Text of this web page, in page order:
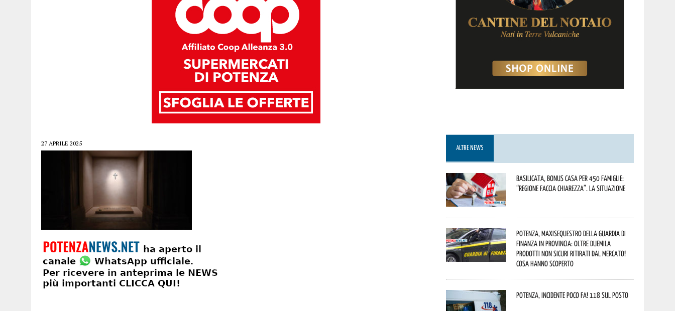
27 APRILE 2025
ALTRE NEWS
Basilicata, Bonus casa per 450 famiglie:
“Regione faccia chiarezza”. La situazione
Potenza, maxisequestro della Guardia di
Finanza in provincia: oltre duemila
prodotti non sicuri ritirati dal mercato!
Cosa hanno scoperto
Potenza, incidente poco fa! 118 sul posto